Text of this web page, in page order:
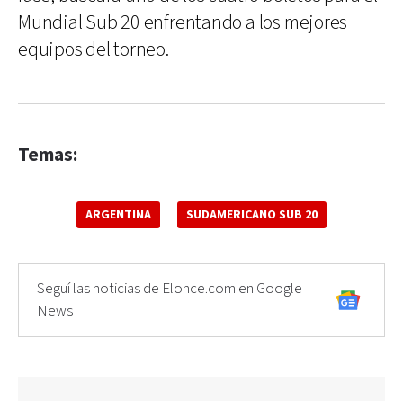
Mundial Sub 20 enfrentando a los mejores
equipos del torneo.
Temas:
ARGENTINA SUDAMERICANO SUB 20
Seguí las noticias de Elonce.com en Google
News